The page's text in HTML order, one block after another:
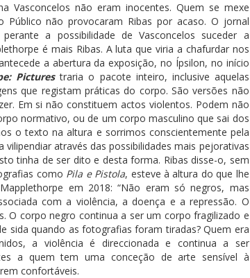
Vasconcelos não eram inocentes. Quem se mexe
não provocaram Ribas por acaso. O jornal
a possibilidade de Vasconcelos suceder a
é mais Ribas. A luta que viria a chafurdar nos
a abertura da exposição, no Ípsilon, no início
Picturestraria o pacote inteiro, inclusive aquelas
que registam práticas do corpo. São versões não
Em si não constituem actos violentos. Podem não
normativo, ou de um corpo masculino que sai dos
o texto na altura e sorrimos conscientemente pela
através das possibilidades mais pejorativas
tinha de ser dito e desta forma. Ribas disse-o, sem
como Pila e Pistola, esteve à altura do que lhe
em 2018: “Não eram só negros, mas
com a violência, a doença e a repressão. O
corpo negro continua a ser um corpo fragilizado e
sida quando as fotografias foram tiradas? Quem era
a violência é direccionada e continua a ser
a quem tem uma conceção de arte sensível à
confortáveis.